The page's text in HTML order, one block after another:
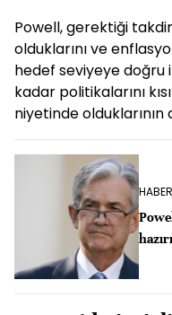
Powell, gerektiği
olduklarını ve
hedef seviyeye doğru
kadar politikalarını
niyetinde olduklarının